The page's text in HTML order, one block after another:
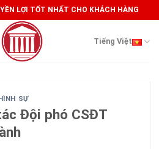
LỢI TỐT NHẤT CHO KHÁCH HÀNG
Tiếng Việt
SỰ
Đội phó CSĐT